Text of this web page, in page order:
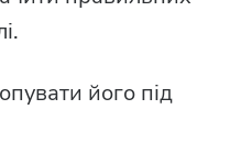
його під